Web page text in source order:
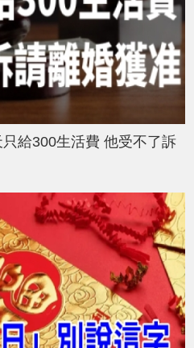
給300生活費 他受不了訴